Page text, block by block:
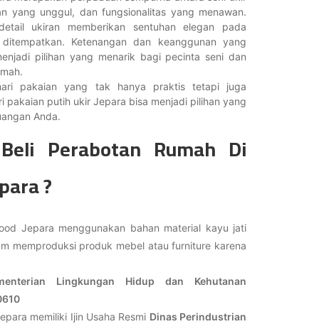
yang unggul, dan fungsionalitas yang menawan.
ukiran memberikan sentuhan elegan pada
Ketenangan dan keanggunan yang
pilihan yang menarik bagi pecinta seni dan
pakaian yang tak hanya praktis tetapi juga
pakaian putih ukir Jepara bisa menjadi pilihan yang
Anda.
Perabotan Rumah Di
?
Jepara menggunakan bahan material kayu jati
memproduksi produk mebel atau furniture karena
Lingkungan Hidup dan Kehutanan
memiliki Ijin Usaha Resmi Dinas Perindustrian